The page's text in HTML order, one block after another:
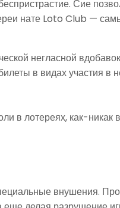
Сие
нате Loto Club —
негласной
в видах участия в
в лотереях, как-
внушения.